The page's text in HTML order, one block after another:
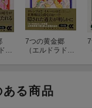
）
7つの黄金郷
（エルドラド）
る商品